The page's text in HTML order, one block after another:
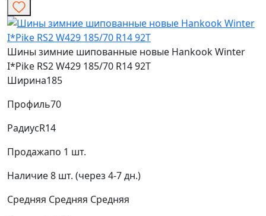
Шины зимние шипованные новые Hankook Winter
I*Pike RS2 W429 185/70 R14 92T
Ширина185
Профиль70
РадиусR14
Продажапо 1 шт.
Наличие8 шт. (через 4-7 дн.)
Средняя Средняя Средняя